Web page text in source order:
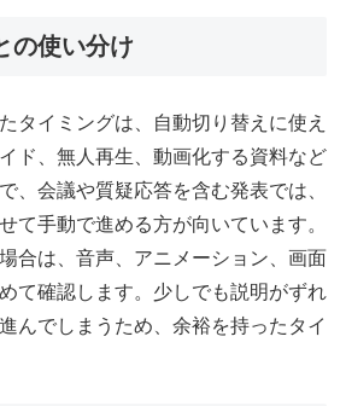
の使い分け
タイミングは、自動切り替えに使え
ド、無人再生、動画化する資料など
、会議や質疑応答を含む発表では、
て手動で進める方が向いています。
合は、音声、アニメーション、画面
て確認します。少しでも説明がずれ
んでしまうため、余裕を持ったタイ